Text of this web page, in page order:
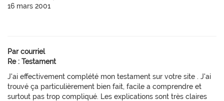
16 mars 2001
Par courriel
Re : Testament
J'ai effectivement complété mon testament sur votre site . J'ai
trouvé ça particulièrement bien fait, facile a comprendre et
surtout pas trop compliqué. Les explications sont très claires